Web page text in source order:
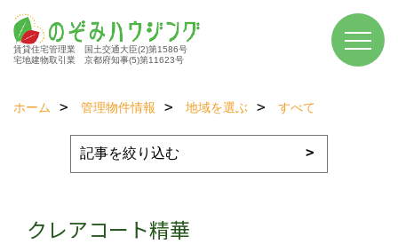
賃貸住宅管理業 国土交通大臣(2)第1586号
宅地建物取引業 京都府知事(5)第11623号
ホーム 管理物件情報 地域を選ぶ すべて
クレアコート精華